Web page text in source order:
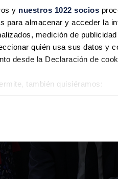
y nuestros 1022 socios
para almacenar y acceder la
medición de
quién usa sus datos y
desde la Declaración de
también quisiéramos:
de este sitio web se
el tráfico. Además,